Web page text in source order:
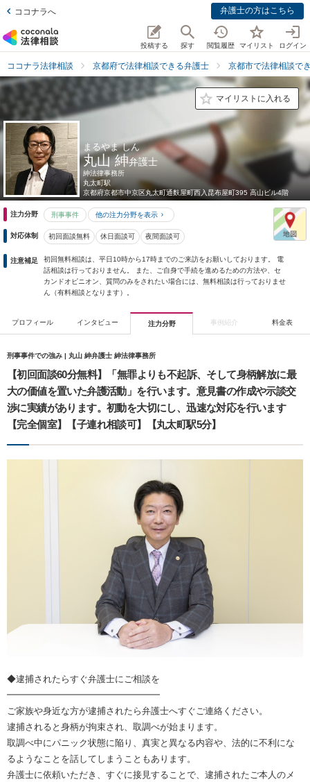
ココナラへ 弁護士の方はこちら
投稿する 探す 閲覧履歴 マイリスト ログイン
ココナラ法律相談 京都府で法律相談できる弁護士 京都市で法律相談で
マイリストに入れる
まるやま しん
丸山 紳弁護士
紳法律事務所
丸太町駅
京都府京都市中京区丸太町通麩屋町西入昆布屋町395 高山ビル4階
注力分野 刑事事件 他の注力分野を表示
対応体制 初回面談無料 休日面談可 夜間面談可
注意補足
初回無料相談は、平日10時から17時までのご来訪をお願いしております。 電
話相談は行っておりません。 また、ご自身で手続を進めるための方法や、セ
カンドオピニオン、質問のみをされたい場合には、無料相談は行っておりませ
ん（有料相談となります）。
プロフィール インタビュー 注力分野 事例紹介 料金表
刑事事件での強み | 丸山 紳弁護士 紳法律事務所
【初回面談60分無料】「無罪よりも不起訴、そして身柄解放に最
大の価値を置いた弁護活動」を行います。意見書の作成や示談交
渉に実績があります。初動を大切にし、迅速な対応を行います
【完全個室】【子連れ相談可】【丸太町駅5分】
◆逮捕されたらすぐ弁護士にご相談を
━━━━━━━━━━━━━━━━━
ご家族や身近な方が逮捕されたら弁護士へすぐご連絡ください。
逮捕されると身柄が拘束され、取調べが始まります。
取調べ中にパニック状態に陥り、真実と異なる内容や、法的に不利にな
るようなことを話してしまうこともあります。
弁護士に依頼いただき、すぐに接見することで、逮捕されたご本人のメ